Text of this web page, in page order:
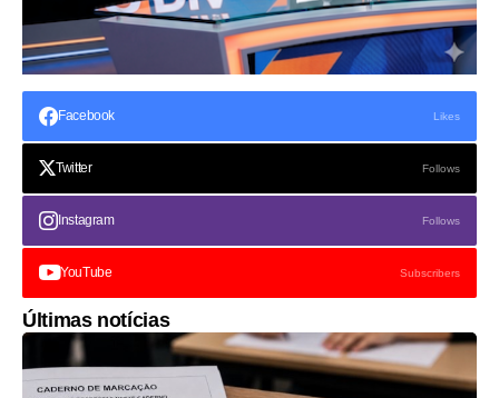
Facebook Likes
Twitter Follows
Instagram Follows
YouTube Subscribers
Últimas notícias